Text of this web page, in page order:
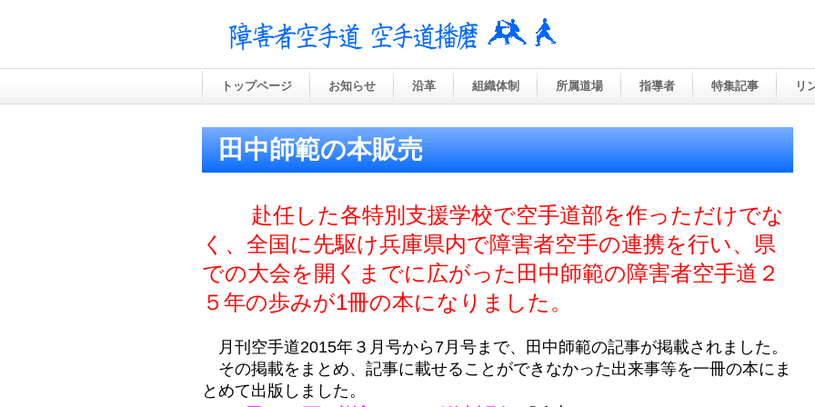
田中師範の本販売
赴任した各特別支援学校で空手道部を作っただけでな
く、全国に先駆け兵庫県内で障害者空手の連携を行い、県
での大会を開くまでに広がった田中師範の障害者空手道２
５年の歩みが1冊の本になりました。
月刊空手道2015年３月号から7月号まで、田中師範の記事が掲載されました。
その掲載をまとめ、記事に載せることができなかった出来事等を一冊の本にま
とめて出版しました。
トップページ お知らせ 沿革 組織体制 所属道場 指導者 特集記事 リ